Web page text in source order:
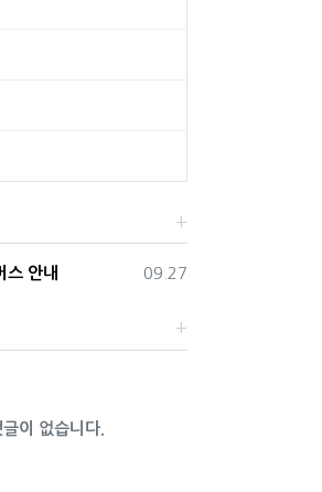
등록일
09.27
스 안내
글이 없습니다.